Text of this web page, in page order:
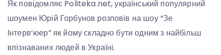
Як повідомляє Politeka.net, український популярний
шоумен Юрій Горбунов розповів на шоу “Зе
Інтерв’юер” як йому складно бути одним з найбільш
впізнаваних людей в Україні.